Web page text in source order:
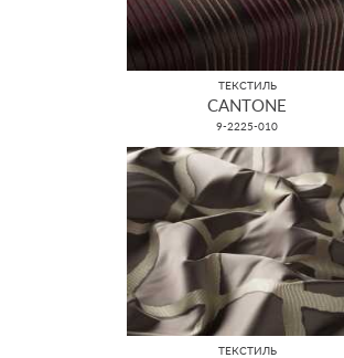
ТЕКСТИЛЬ
CANTONE
9-2225-010
ТЕКСТИЛЬ